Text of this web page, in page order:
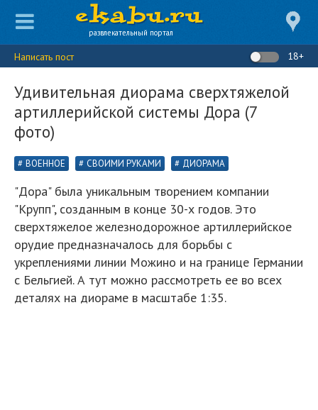
развлекательный портал
Написать пост 18+
Удивительная диорама сверхтяжелой
артиллерийской системы Дора (7
фото)
ВОЕННОЕ СВОИМИ РУКАМИ ДИОРАМА
"Дора" была уникальным творением компании
"Крупп", созданным в конце 30-х годов. Это
сверхтяжелое железнодорожное артиллерийское
орудие предназначалось для борьбы с
укреплениями линии Можино и на границе Германии
с Бельгией. А тут можно рассмотреть ее во всех
деталях на диораме в масштабе 1:35.